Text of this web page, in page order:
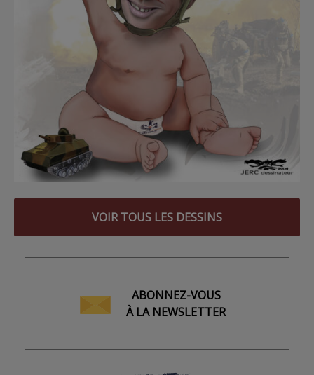
VOIR TOUS LES DESSINS
ABONNEZ-VOUS
À LA NEWSLETTER